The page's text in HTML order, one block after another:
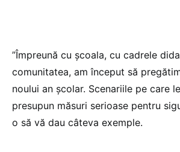
”Împreună cu școala, cu cadrele
comunitatea, am început să
noului an școlar. Scenariile pe care
presupun măsuri serioase pentru
o să vă dau câteva exemple.